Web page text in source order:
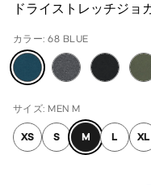
ドライストレッチジョ
カラー: 68 BLUE
サイズ: MEN M
XS S M L XL